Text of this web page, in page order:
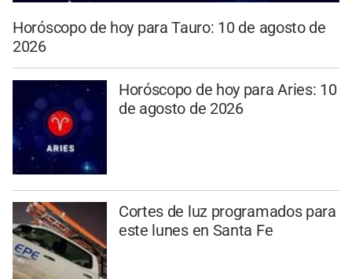
Horóscopo de hoy para Tauro: 10 de agosto de
2026
Horóscopo de hoy para Aries: 10
de agosto de 2026
Cortes de luz programados para
este lunes en Santa Fe